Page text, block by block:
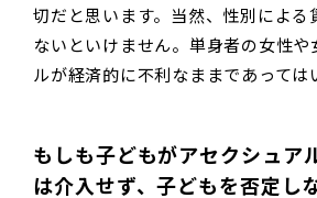
切だと思います。当然、性別による
ないといけません。単身者の女性
ルが経済的に不利なままであっては
もしも子どもがアセクシュア
は介入せず、子どもを否定し